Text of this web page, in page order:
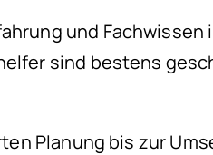
und
sind bestens
Planung bis zur